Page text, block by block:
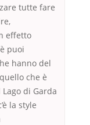
tutte fare
effetto
puoi
hanno del
che è
di Garda
la style